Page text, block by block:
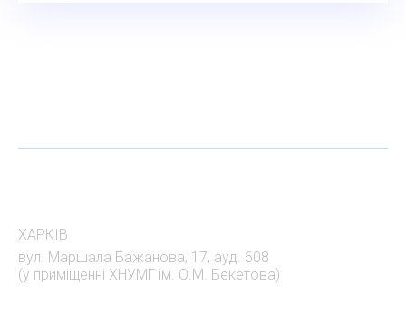
ХАРКІВ
вул. Маршала Бажанова, 17, ауд. 608
(у приміщенні ХНУМГ ім. О.М. Бекетова)